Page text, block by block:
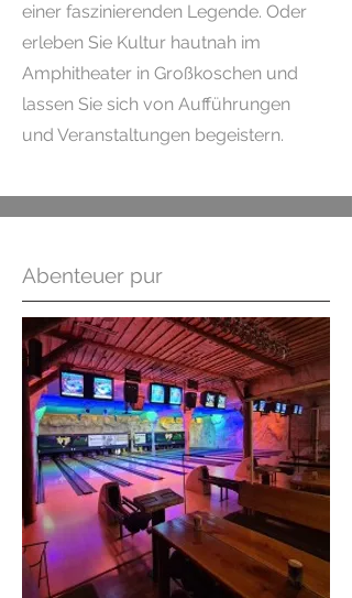
einer faszinierenden Legende. Oder
erleben Sie Kultur hautnah im
Amphitheater in Großkoschen und
lassen Sie sich von Aufführungen
und Veranstaltungen begeistern.
Abenteuer pur